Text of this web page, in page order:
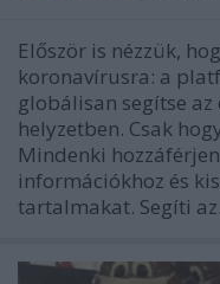
Először is nézzük,
koronavírusra: a
globálisan segítse
helyzetben. Csak
Mindenki
információkhoz és
tartalmakat. Segíti